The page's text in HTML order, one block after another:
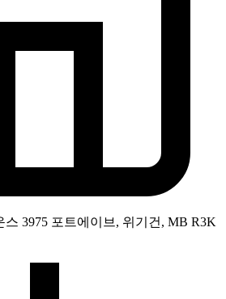
스 3975 포트에이브, 위기건, MB R3K